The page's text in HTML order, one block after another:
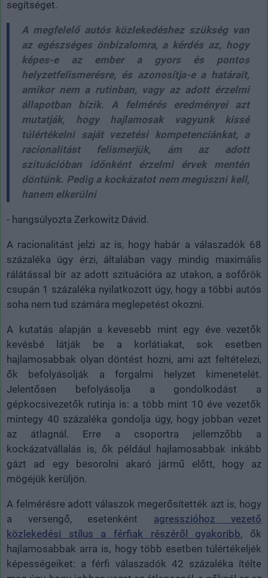
segítséget.
A megfelelő autós közlekedéshez szükség van
az egészséges önbizalomra, a kérdés az, hogy
képes-e az ember a gyors és pontos
helyzetfelismerésre, és azonosítja-e a határait,
amikor nem a rutinban, vagy az adott érzelmi
állapotban bízik. A felmérés eredményei azt
mutatják, hogy hajlamosak vagyunk kissé
túlértékelni saját vezetési kompetenciánkat, a
racionalitást felismerjük, ám az adott
szituációban időnként érzelmi érvek mentén
döntünk. Pedig a kockázatot nem megúszni kell,
hanem elkerülni
- hangsúlyozta Zerkowitz Dávid.
A racionalitást jelzi az is, hogy habár a válaszadók 68
százaléka úgy érzi, általában vagy mindig maximális
rálátással bír az adott szituációra az utakon, a sofőrök
csupán 1 százaléka nyilatkozott úgy, hogy a többi autós
soha nem tud számára meglepetést okozni.
A kutatás alapján a kevesebb mint egy éve vezetők
kevésbé látják be a korlátiakat, sok esetben
hajlamosabbak olyan döntést hozni, ami azt feltételezi,
ők befolyásolják a forgalmi helyzet kimenetelét.
Jelentősen befolyásolja a gondolkodást a
gépkocsivezetők rutinja is: a több mint 10 éve vezetők
mintegy 40 százaléka gondolja úgy, hogy jobban vezet
az átlagnál. Erre a csoportra jellemzőbb a
kockázatvállalás is, ők például hajlamosabbak inkább
gázt ad egy besorolni akaró jármű előtt, hogy az
mögéjük kerüljön.
A felmérésre adott válaszok megerősítették azt is, hogy
a versengő, esetenként agresszióhoz vezető
közlekedési stílus a férfiak részéről gyakoribb, ők
hajlamosabbak arra is, hogy több esetben túlértékeljék
képességeiket: a férfi válaszadók 42 százaléka ítélte